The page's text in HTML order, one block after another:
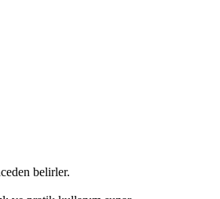
belirler.